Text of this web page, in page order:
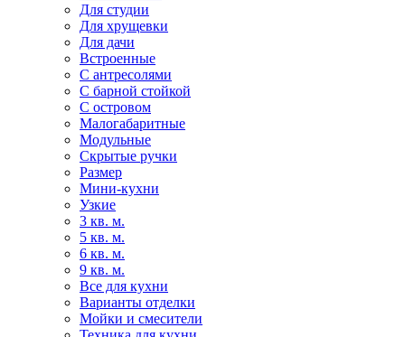
Для студии
Для хрущевки
Для дачи
Встроенные
С антресолями
С барной стойкой
С островом
Малогабаритные
Модульные
Скрытые ручки
Размер
Мини-кухни
Узкие
3 кв. м.
5 кв. м.
6 кв. м.
9 кв. м.
Все для кухни
Варианты отделки
Мойки и смесители